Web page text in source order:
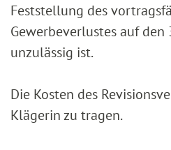
Feststellung des
Gewerbeverlustes auf
unzulässig ist.
Die Kosten des
Klägerin zu tragen.